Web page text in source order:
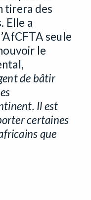
tirera des
Elle a
seule
le
de bâtir
Il est
certaines
que